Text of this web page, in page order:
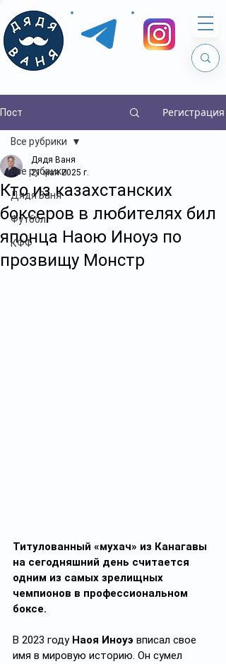
Пост Регистрация
Все рубрики
Дядя Ваня
Футбол
КФФ
Все рубрики
Кто из казахстанских
боксеров в любителях бил
японца Наою Иноуэ по
прозвищу Монстр
Дядя Ваня
21 мая 2025 г.
Титулованный «мухач» из Канагавы
на сегодняшний день считается
одним из самых зрелищных
чемпионов в профессиональном
боксе.
В 2023 году Наоя Иноуэ вписал свое
имя в мировую историю. Он сумел